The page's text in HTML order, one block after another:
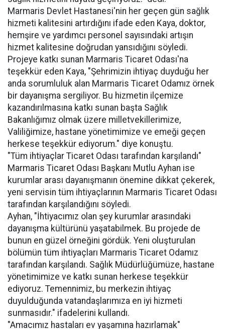
Marmaris Devlet Hastanesi'nin her geçen gün sağlık
hizmeti kalitesini artırdığını ifade eden Kaya, doktor,
hemşire ve yardımcı personel sayısındaki artışın
hizmet kalitesine doğrudan yansıdığını söyledi.
Projeye katkı sunan Marmaris Ticaret Odası'na
teşekkür eden Kaya, "Şehrimizin ihtiyaç duyduğu her
anda sorumluluk alan Marmaris Ticaret Odamız örnek
bir dayanışma sergiliyor. Bu hizmetin ilçemize
kazandırılmasına katkı sunan başta Sağlık
Bakanlığımız olmak üzere milletvekillerimize,
Valiliğimize, hastane yönetimimize ve emeği geçen
herkese teşekkür ediyorum." diye konuştu.
"Tüm ihtiyaçlar Ticaret Odası tarafından karşılandı"
Marmaris Ticaret Odası Başkanı Mutlu Ayhan ise
kurumlar arası dayanışmanın önemine dikkat çekerek,
yeni servisin tüm ihtiyaçlarının Marmaris Ticaret Odası
tarafından karşılandığını söyledi.
Ayhan, "İhtiyacımız olan şey kurumlar arasındaki
dayanışma kültürünü yaşatabilmek. Bu projede de
bunun en güzel örneğini gördük. Yeni oluşturulan
bölümün tüm ihtiyaçları Marmaris Ticaret Odamız
tarafından karşılandı. Sağlık Müdürlüğümüze, hastane
yönetimimize ve katkı sunan herkese teşekkür
ediyoruz. Temennimiz, bu merkezin ihtiyaç
duyulduğunda vatandaşlarımıza en iyi hizmeti
sunmasıdır." ifadelerini kullandı.
"Amacımız hastaları ev yaşamına hazırlamak"